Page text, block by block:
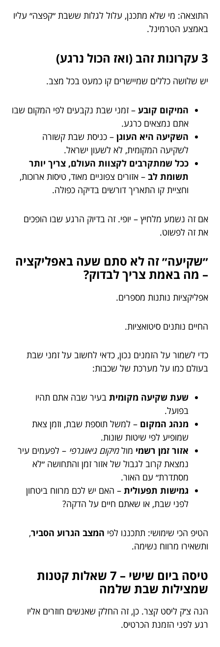
התוצאה: מי שלא מתכנן, עלול לגלות ששבת ״קפצה״ עליו
באמצע הטרמינל.
3 עקרונות זהב (ואז הכול נרגע)
יש שלושה כללים שמיישרים קו כמעט בכל מצב.
המיקום קובע – זמני שבת נקבעים לפי המקום שבו
אתם נמצאים כרגע.
השקיעה היא העוגן – כניסת שבת קשורה
לשקיעה המקומית, לא לשעון ישראל.
ככל שמתקרבים לקצוות העולם, צריך יותר
תשומת לב – אזורים צפוניים מאוד, טיסות ארוכות,
וחציית קו התאריך דורשים בדיקה כפולה.
אם זה נשמע מלחיץ – יופי. זה בדיוק הרגע שבו הופכים
את זה לפשוט.
״שקיעה״ זה לא סתם שעה באפליקציה
– מה באמת צריך לבדוק?
אפליקציות נותנות מספרים.
החיים נותנים סיטואציות.
כדי לשמור על הזמנים נכון, כדאי לחשוב על זמני שבת
בעולם כמו על מערכת של שכבות:
שעת שקיעה מקומית בעיר שבה אתם תהיו
בפועל.
מנהג המקום – למשל תוספת שבת, וזמן צאת
שמופיע לפי שיטות שונות.
אזור זמן רשמי מולמיקום גיאוגרפי – לפעמים עיר
נמצאת קרוב לגבול של אזור זמן והתחושה ״לא
מסתדרת״ עם האור.
גמישות תפעולית – האם יש לכם מרווח ביטחון
לפני שבת, או שאתם חיים על הדקה?
הטיפ הכי שימושי: תתכננו לפי המצב הגרוע הסביר,
ותשאירו מרווח נשימה.
טיסה ביום שישי – 7 שאלות קטנות
שמצילות שבת שלמה
הנה צ׳ק ליסט קצר. כן, זה החלק שאנשים חוזרים אליו
רגע לפני הזמנת הכרטיס.